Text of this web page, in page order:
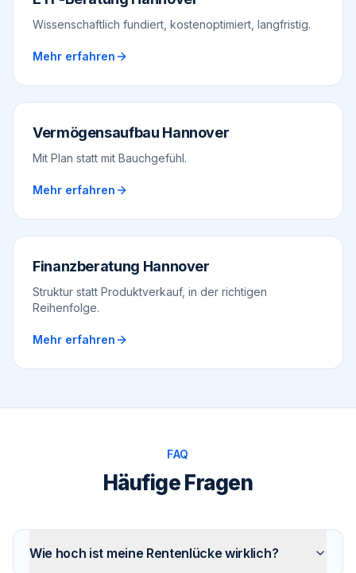
Wissenschaftlich fundiert, kostenoptimiert, langfristig.
Mehr erfahren
Vermögensaufbau Hannover
Mit Plan statt mit Bauchgefühl.
Mehr erfahren
Finanzberatung Hannover
Struktur statt Produktverkauf, in der richtigen
Reihenfolge.
Mehr erfahren
FAQ
Häufige Fragen
Wie hoch ist meine Rentenlücke wirklich?